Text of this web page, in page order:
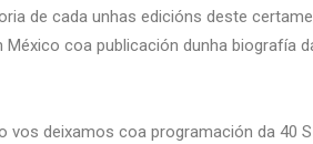
de cada unhas edicións deste
coa publicación dunha biografía
deixamos coa programación da 40